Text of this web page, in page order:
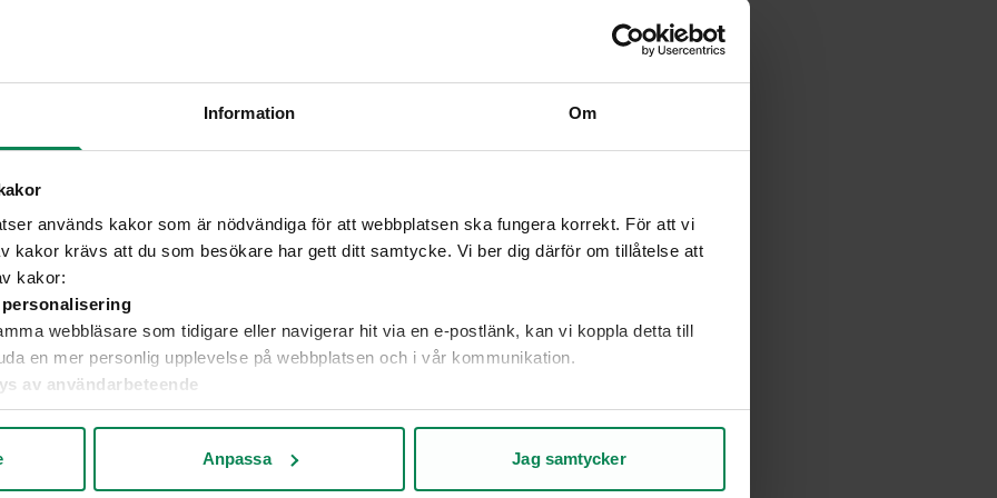
Information Om
används kakor som är nödvändiga för att webbplatsen ska fungera korrekt. För att vi
kakor krävs att du som besökare har gett ditt samtycke. Vi ber dig därför om tillåtelse att
kakor:
webbläsare som tidigare eller navigerar hit via en e-postlänk, kan vi koppla detta till
en mer personlig upplevelse på webbplatsen och i vår kommunikation.
av användarbeteende
webbplatsen får vi insikter om vad som fungerar bra och vad som kan förbättras.
relevanta för mottagarna av vår marknadsföring.
Anpassa Jag samtycker
enbart omfattar
säkerhetskänslig verksamhet, samt att
att teckna detsamma nu även gäller
om informationen är klassificerad
verksamhet hos Ellevio som
betydelse för Sveriges säkerhet som
högre.
stöddokument